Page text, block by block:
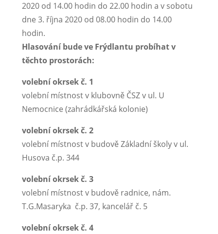
2020 od 14.00 hodin do 22.00 hodin a v sobotu
dne 3. října 2020 od 08.00 hodin do 14.00
hodin.
Hlasování bude ve Frýdlantu probíhat v
těchto prostorách:
volební okrsek č. 1
volební místnost v klubovně ČSZ v ul. U
Nemocnice (zahrádkářská kolonie)
volební okrsek č. 2
volební místnost v budově Základní školy v ul.
Husova č.p. 344
volební okrsek č. 3
volební místnost v budově radnice, nám.
T.G.Masaryka č.p. 37, kancelář č. 5
volební okrsek č. 4